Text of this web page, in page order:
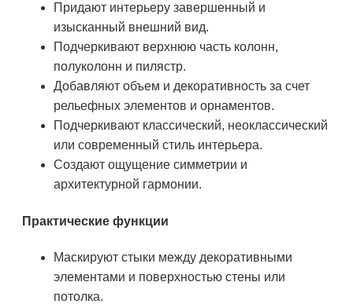
Придают интерьеру завершенный и
изысканный внешний вид.
Подчеркивают верхнюю часть колонн,
полуколонн и пилястр.
Добавляют объем и декоративность за счет
рельефных элементов и орнаментов.
Подчеркивают классический, неоклассический
или современный стиль интерьера.
Создают ощущение симметрии и
архитектурной гармонии.
Практические функции
Маскируют стыки между декоративными
элементами и поверхностью стены или
потолка.